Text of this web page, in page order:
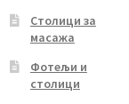
Столици за
масажа
Фотељи и
столици